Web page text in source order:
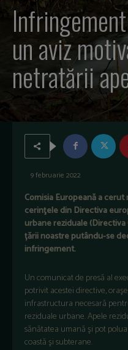
un aviz
netratării
9 februarie 2022
Comisia Europeană a
cerinţele din Directiva
urbane reziduale (Directiva
țării noastre putându-se
infringement.
Un comunicat de presă al
potrivit acestei directive,
infrastructura necesară
reziduale urbane. Apele
sănătatea umană şi pot
coastă şi subterane.